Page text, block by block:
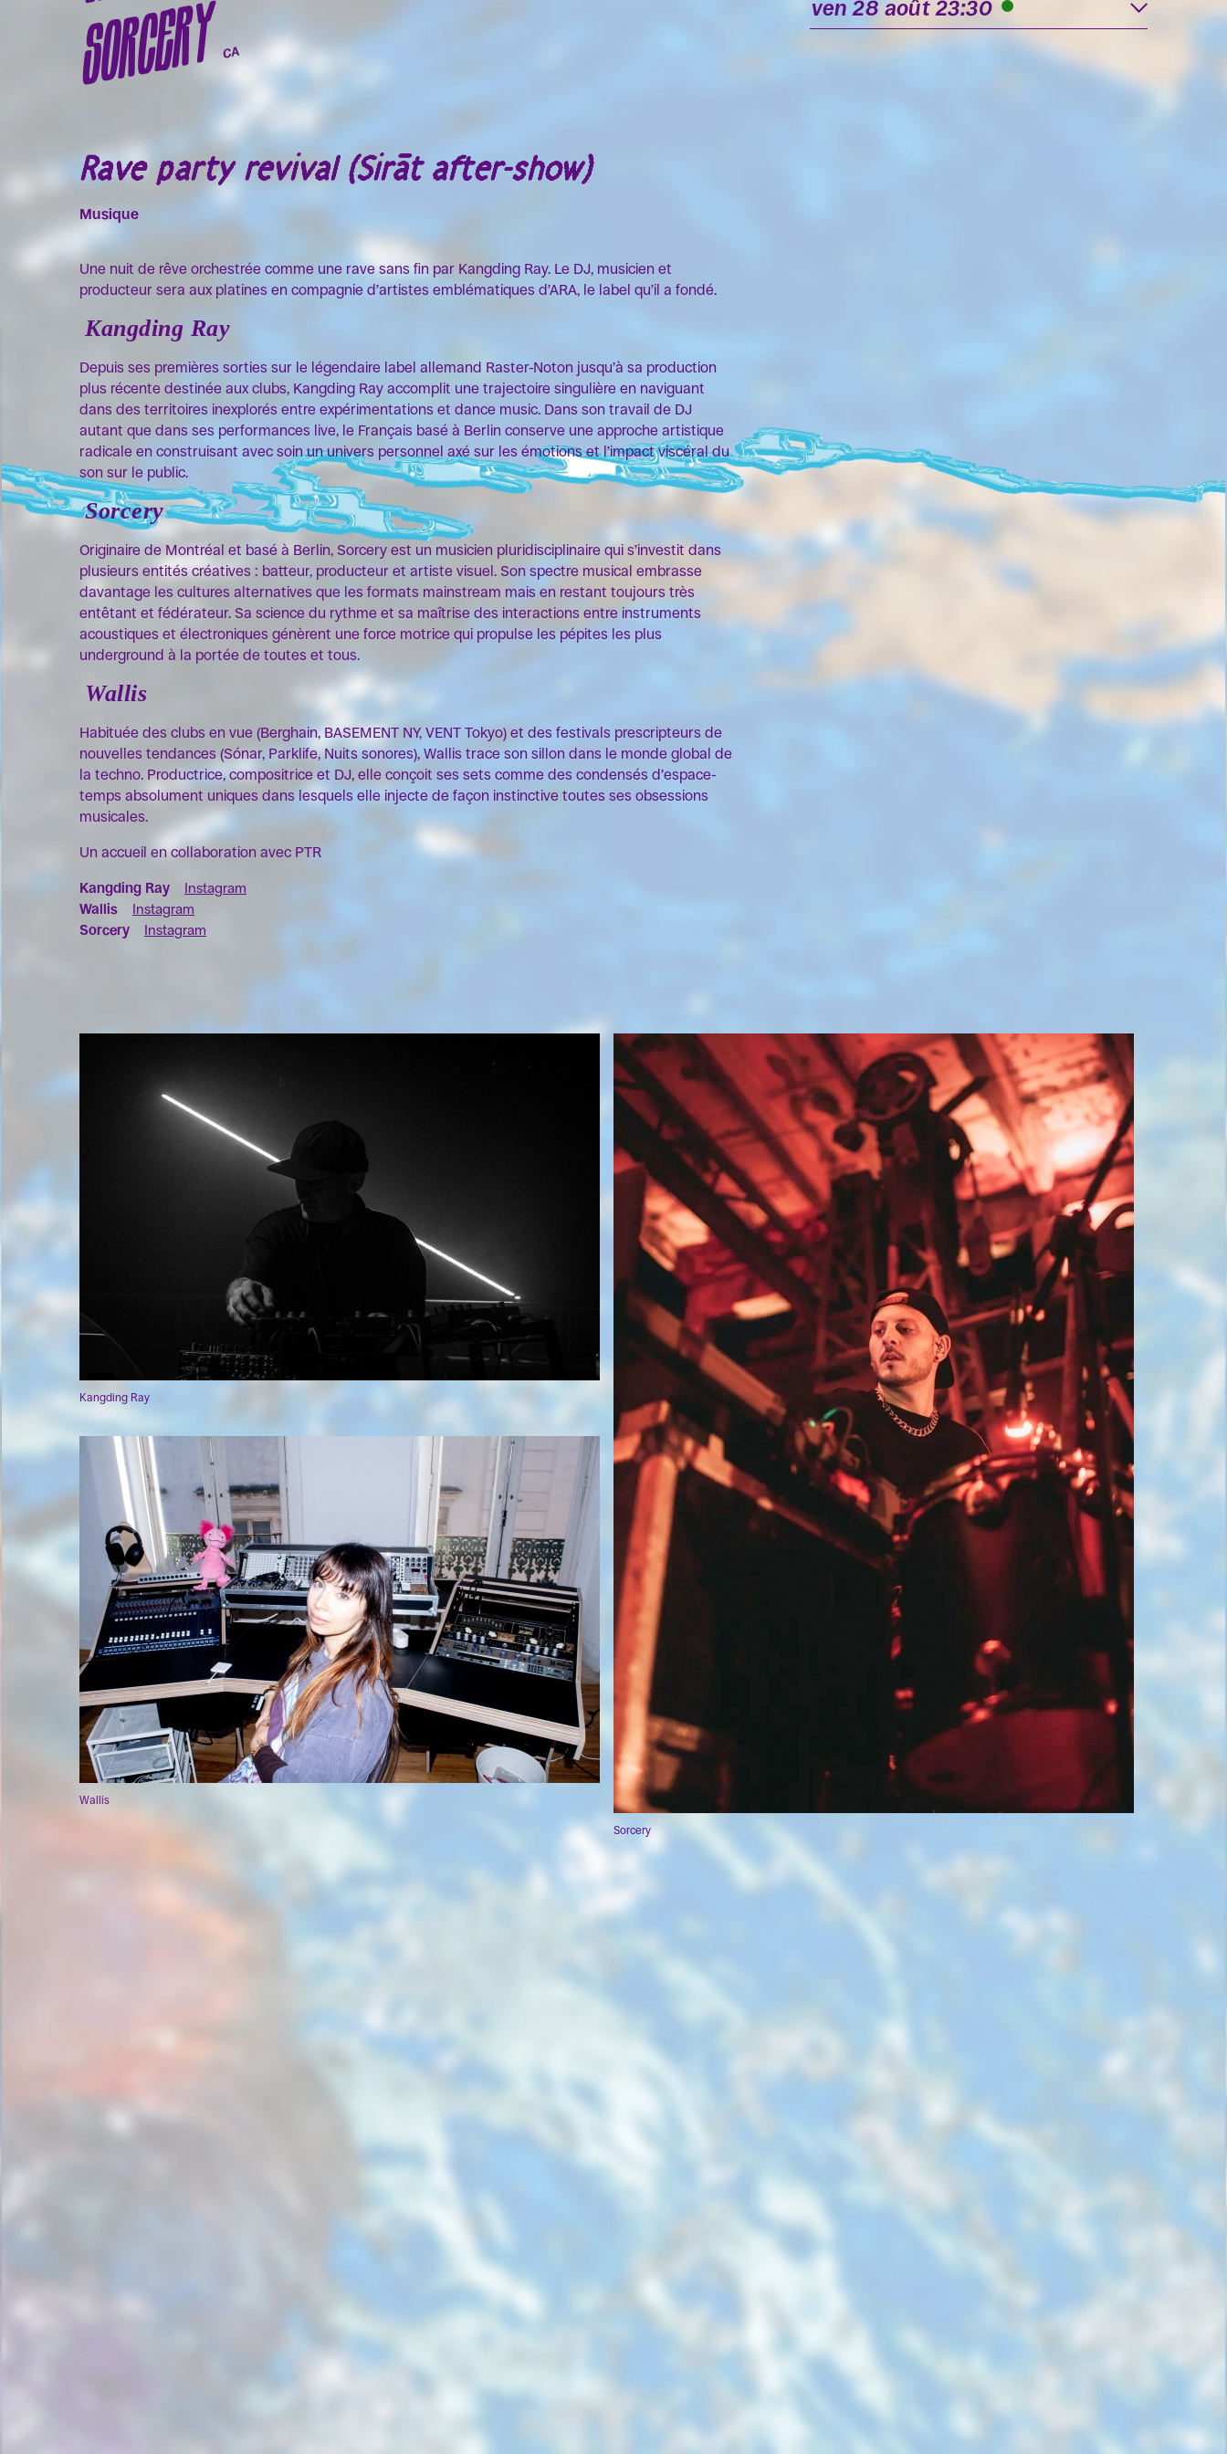
SORCERYCA
Rave party revival (Sirāt after-show)
Musique
Une nuit de rêve orchestrée comme une rave sans fin par Kangding Ray. Le DJ, musicien et
producteur sera aux platines en compagnie d’artistes emblématiques d’ARA, le label qu’il a fondé.
Kangding Ray
Depuis ses premières sorties sur le légendaire label allemand Raster-Noton jusqu’à sa production
plus récente destinée aux clubs, Kangding Ray accomplit une trajectoire singulière en naviguant
dans des territoires inexplorés entre expérimentations et dance music. Dans son travail de DJ
autant que dans ses performances live, le Français basé à Berlin conserve une approche artistique
radicale en construisant avec soin un univers personnel axé sur les émotions et l’impact viscéral du
son sur le public.
Sorcery
Originaire de Montréal et basé à Berlin, Sorcery est un musicien pluridisciplinaire qui s’investit dans
plusieurs entités créatives : batteur, producteur et artiste visuel. Son spectre musical embrasse
davantage les cultures alternatives que les formats mainstream mais en restant toujours très
entêtant et fédérateur. Sa science du rythme et sa maîtrise des interactions entre instruments
acoustiques et électroniques génèrent une force motrice qui propulse les pépites les plus
underground à la portée de toutes et tous.
Wallis
Habituée des clubs en vue (Berghain, BASEMENT NY, VENT Tokyo) et des festivals prescripteurs de
nouvelles tendances (Sónar, Parklife, Nuits sonores), Wallis trace son sillon dans le monde global de
la techno. Productrice, compositrice et DJ, elle conçoit ses sets comme des condensés d’espace-
temps absolument uniques dans lesquels elle injecte de façon instinctive toutes ses obsessions
musicales.
Un accueil en collaboration avec PTR
Kangding Ray
Instagram
Wallis
Instagram
Sorcery
Instagram
ven 28 août 23:30
Kangding Ray
Sorcery
Wallis